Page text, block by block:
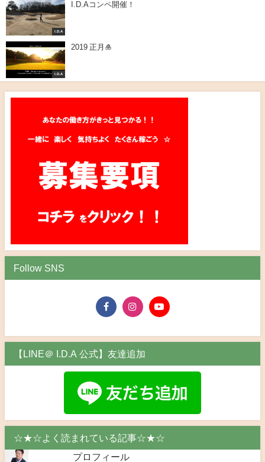
I.D.A
I.D.Aコンペ開催！
I.D.A
2019 正月🎍
Follow SNS
【LINE＠ I.D.A 公式】友達追加
☆★☆よく読まれている記事☆★☆
プロフィール